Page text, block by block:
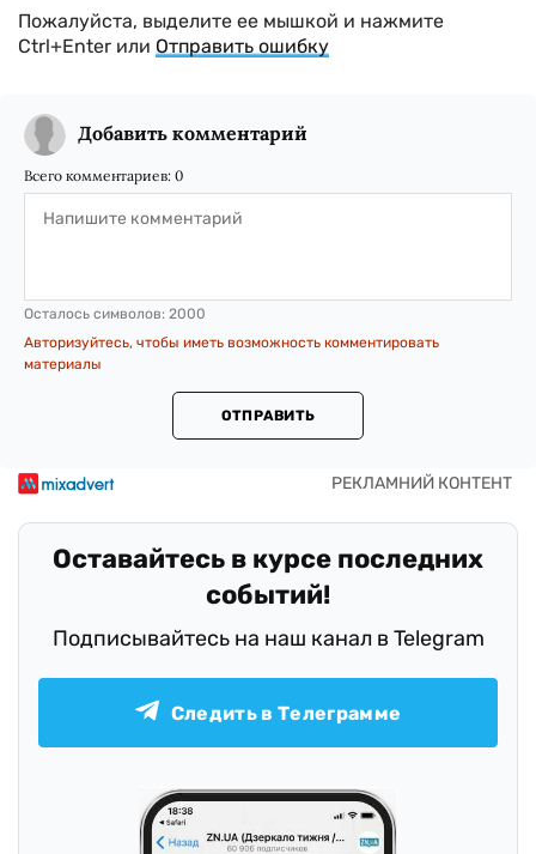
Пожалуйста, выделите ее мышкой и нажмите
Ctrl+Enter или Отправить ошибку
Добавить комментарий
Всего комментариев: 0
Осталось символов: 2000
Авторизуйтесь, чтобы иметь возможность комментировать
материалы
ОТПРАВИТЬ
Оставайтесь в курсе последних
событий!
Подписывайтесь на наш канал в Telegram
Следить в Телеграмме